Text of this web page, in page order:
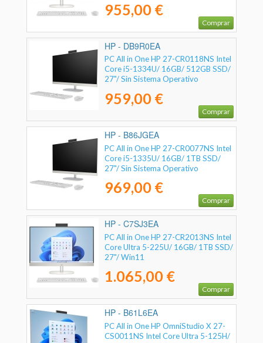
955,00 €
Comprar
HP - DB9R0EA
PC All in One HP 27-CR0118NS Intel
Core i5-1334U/ 16GB/ 512GB SSD/
27"/ Sin Sistema Operativo
959,00 €
Comprar
HP - B86JGEA
PC All in One HP 27-CR0077NS Intel
Core i5-1335U/ 16GB/ 1TB SSD/
27"/ Sin Sistema Operativo
969,00 €
Comprar
HP - C7SJ3EA
PC All in One HP 27-CR2013NS Intel
Core Ultra 5-225U/ 16GB/ 1TB SSD/
27"/ Win11
1.065,00 €
Comprar
HP - B61L6EA
PC All in One HP OmniStudio X 27-
CS0011NS Intel Core Ultra 5-125H/